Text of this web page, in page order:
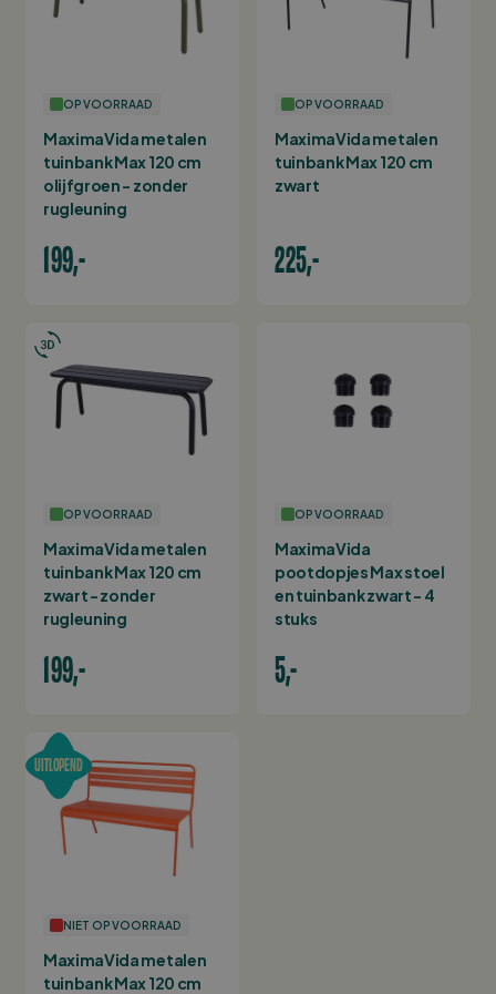
OP VOORRAAD
MaximaVida metalen
tuinbank Max 120 cm
olijfgroen - zonder
rugleuning
199,-
OP VOORRAAD
MaximaVida metalen
tuinbank Max 120 cm
zwart
225,-
OP VOORRAAD
MaximaVida metalen
tuinbank Max 120 cm
zwart - zonder
rugleuning
199,-
OP VOORRAAD
MaximaVida
pootdopjes Max stoel
en tuinbank zwart - 4
stuks
5,-
UITLOPEND
NIET OP VOORRAAD
MaximaVida metalen
tuinbank Max 120 cm